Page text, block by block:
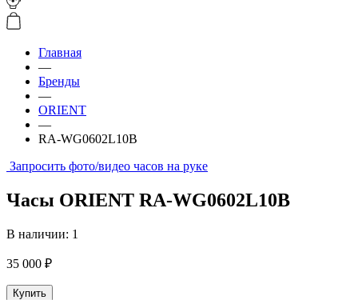
Главная
—
Бренды
—
ORIENT
—
RA-WG0602L10B
Запросить фото/видео часов на руке
Часы ORIENT RA-WG0602L10B
В наличии: 1
35 000 ₽
Купить